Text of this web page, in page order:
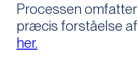
Processen
præcis forståelse
her.